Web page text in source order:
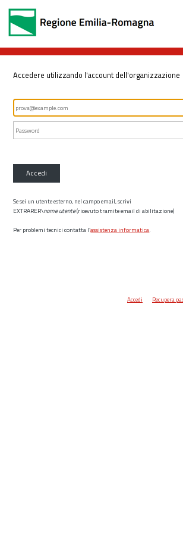
Accedere utilizzando l'account dell'organizzazione
Accedi
Se sei un utente esterno, nel campo email, scrivi
EXTRARER\nome utente(ricevuto tramite email di abilitazione)
Per problemi tecnici contatta l’assistenza informatica.
Accedi Recupera